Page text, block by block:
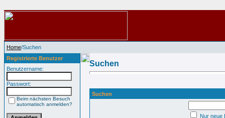
Home/Suchen
Registrierte Benutzer
Benutzername:
Passwort:
Beim nächsten Besuch
automatisch anmelden?
Suchen
Suchen
Nur neue